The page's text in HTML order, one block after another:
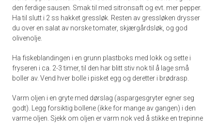
den ferdige sausen. Smak til med sitronsaft og evt. mer pepper.
Ha til slutt i 2 ss hakket gressløk. Resten av gressløken drysser
du over en salat av norske tomater, skjærgårdsløk, og god
olivenolje.
Ha fiskeblandingen i en grunn plastboks med lokk og sette i
fryseren i ca. 2-3 timer, til den har blitt stiv nok til å lage små
boller av. Vend hver bolle i pisket egg og deretter i brødrasp.
Varm oljen i en gryte med dørslag (aspargesgryter egner seg
godt). Legg forsiktig bollene (ikke for mange av gangen) i den
varme oljen. Sjekk om oljen er varm nok ved å stikke en trepinne